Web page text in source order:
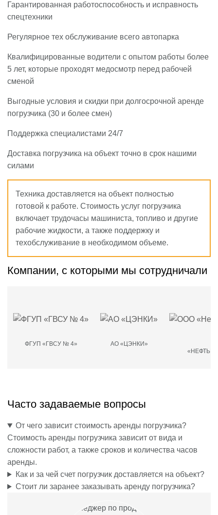
Гарантированная работоспособность и исправность
спецтехники
Регулярное тех обслуживание всего автопарка
Квалифицированные водители с опытом работы более
5 лет, которые проходят медосмотр перед рабочей
сменой
Выгодные условия и скидки при долгосрочной аренде
погрузчика (30 и более смен)
Поддержка специалистами 24/7
Доставка погрузчика на объект точно в срок нашими
силами
Техника доставляется на объект полностью
готовой к работе. Стоимость услуг погрузчика
включает трудочасы машиниста, топливо и другие
рабочие жидкости, а также поддержку и
техобслуживание в необходимом объеме.
Компании, с которыми мы сотрудничали
ФГУП «ГВСУ № 4» АО «ЦЭНКИ»
Часто задаваемые вопросы
От чего зависит стоимость аренды погрузчика?
Стоимость аренды погрузчика зависит от вида и
сложности работ, а также сроков и количества часов
аренды.
Как и за чей счет погрузчик доставляется на объект?
Стоит ли заранее заказывать аренду погрузчика?